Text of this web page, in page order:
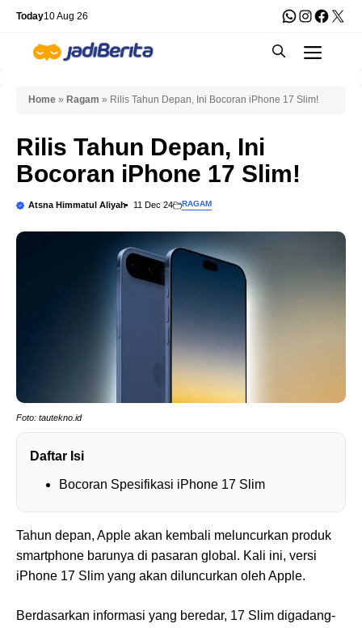
Skip
content
Today10 Aug 26 WhatsApp
X
Home » Ragam » Rilis Tahun Depan, Ini Bocoran iPhone 17 Slim!
Rilis Tahun Depan, Ini
Bocoran iPhone 17 Slim!
Atsna Himmatul Aliyah 11 Dec 24 RAGAM
Foto: tautekno.id
Daftar Isi
Bocoran Spesifikasi iPhone 17 Slim
Tahun depan, Apple akan kembali meluncurkan produk
smartphone barunya di pasaran global. Kali ini, versi
iPhone 17 Slim yang akan diluncurkan oleh Apple.
Berdasarkan informasi yang beredar, 17 Slim digadang-